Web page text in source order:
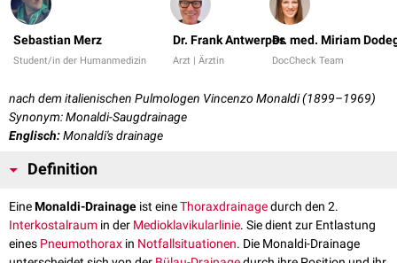
Sebastian Merz
Student/in der Humanmedizin
Dr. Frank Antwerpes
Arzt | Ärztin
Dr. med. Miriam
DocCheck Team
nach dem italienischen Pulmologen Vincenzo Monaldi (1899–1969)
Synonym: Monaldi-Saugdrainage
Englisch:Monaldi's drainage
Definition
EineMonaldi-Drainage ist eineThoraxdrainagedurch den 2.
Interkostalraum in der Medioklavikularlinie. Sie dient zur Entlastung
eines Pneumothorax in Notfallsituationen. Die Monaldi-Drainage